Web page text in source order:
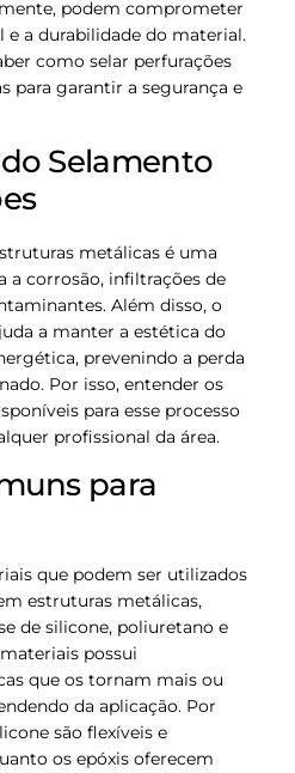
podem comprometer
a durabilidade do material.
como selar perfurações
para garantir a segurança e
Selamento
metálicas é uma
a corrosão, infiltrações de
Além disso, o
a manter a estética do
prevenindo a perda
Por isso, entender os
para esse processo
profissional da área.
para
que podem ser utilizados
estruturas metálicas,
de silicone, poliuretano e
possui
que os tornam mais ou
da aplicação. Por
são flexíveis e
os epóxis oferecem